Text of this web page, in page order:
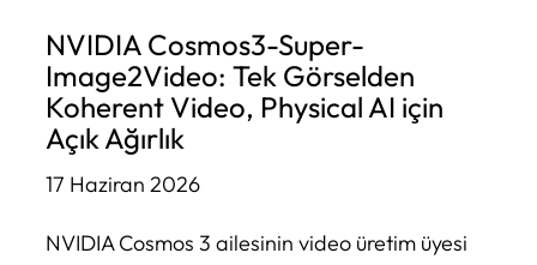
NVIDIA Cosmos3-Super-
Image2Video: Tek Görselden
Koherent Video, Physical AI için
Açık Ağırlık
17 Haziran 2026
NVIDIA Cosmos 3 ailesinin video üretim üyesi